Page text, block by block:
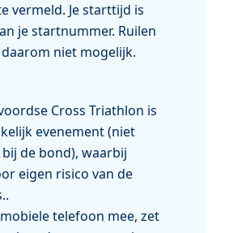
vermeld. Je starttijd is
je startnummer. Ruilen
niet mogelijk.
Cross Triathlon is
evenement (niet
de bond), waarbij
eigen risico van de
telefoon mee, zet